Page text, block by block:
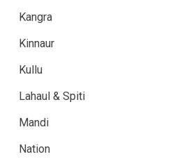
Kangra
Kinnaur
Kullu
Lahaul & Spiti
Mandi
Nation